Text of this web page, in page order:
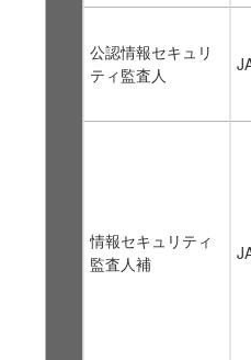
公認情報セキュリ
ティ監査人
情報セキュリティ
監査人補